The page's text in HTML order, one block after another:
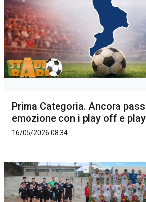
Prima Categoria. Ancora
emozione con i play off e
16/05/2026 08:34